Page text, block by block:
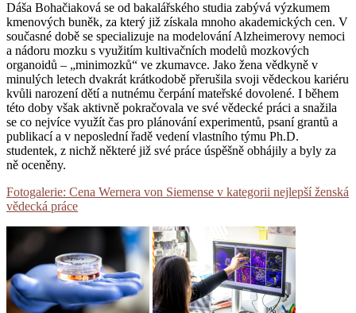
Dáša Bohačiaková se od bakalářského studia zabývá výzkumem
kmenových buněk, za který již získala mnoho akademických cen. V
současné době se specializuje na modelování Alzheimerovy nemoci
a nádoru mozku s využitím kultivačních modelů mozkových
organoidů – „minimozků“ ve zkumavce. Jako žena vědkyně v
minulých letech dvakrát krátkodobě přerušila svoji vědeckou kariéru
kvůli narození dětí a nutnému čerpání mateřské dovolené. I během
této doby však aktivně pokračovala ve své vědecké práci a snažila
se co nejvíce využít čas pro plánování experimentů, psaní grantů a
publikací a v neposlední řadě vedení vlastního týmu Ph.D.
studentek, z nichž některé již své práce úspěšně obhájily a byly za
ně oceněny.
Fotogalerie: Cena Wernera von Siemense v kategorii nejlepší ženská
vědecká práce